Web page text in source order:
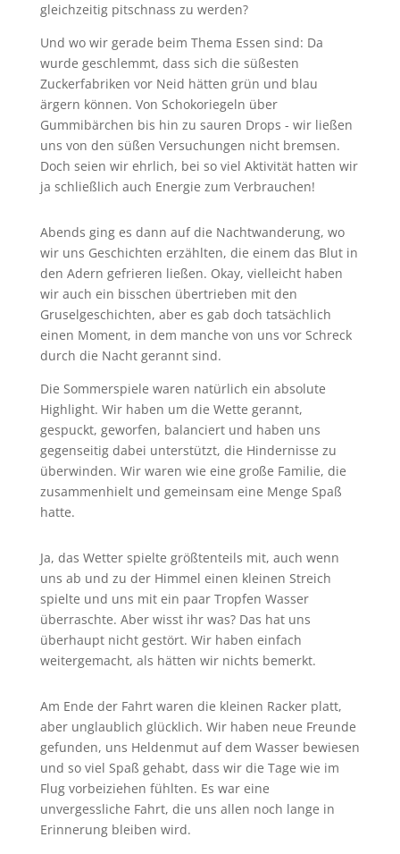
gleichzeitig pitschnass zu werden?
Und wo wir gerade beim Thema Essen sind: Da
wurde geschlemmt, dass sich die süßesten
Zuckerfabriken vor Neid hätten grün und blau
ärgern können. Von Schokoriegeln über
Gummibärchen bis hin zu sauren Drops - wir ließen
uns von den süßen Versuchungen nicht bremsen.
Doch seien wir ehrlich, bei so viel Aktivität hatten wir
ja schließlich auch Energie zum Verbrauchen!
Abends ging es dann auf die Nachtwanderung, wo
wir uns Geschichten erzählten, die einem das Blut in
den Adern gefrieren ließen. Okay, vielleicht haben
wir auch ein bisschen übertrieben mit den
Gruselgeschichten, aber es gab doch tatsächlich
einen Moment, in dem manche von uns vor Schreck
durch die Nacht gerannt sind.
Die Sommerspiele waren natürlich ein absolute
Highlight. Wir haben um die Wette gerannt,
gespuckt, geworfen, balanciert und haben uns
gegenseitig dabei unterstützt, die Hindernisse zu
überwinden. Wir waren wie eine große Familie, die
zusammenhielt und gemeinsam eine Menge Spaß
hatte.
Ja, das Wetter spielte größtenteils mit, auch wenn
uns ab und zu der Himmel einen kleinen Streich
spielte und uns mit ein paar Tropfen Wasser
überraschte. Aber wisst ihr was? Das hat uns
überhaupt nicht gestört. Wir haben einfach
weitergemacht, als hätten wir nichts bemerkt.
Am Ende der Fahrt waren die kleinen Racker platt,
aber unglaublich glücklich. Wir haben neue Freunde
gefunden, uns Heldenmut auf dem Wasser bewiesen
und so viel Spaß gehabt, dass wir die Tage wie im
Flug vorbeiziehen fühlten. Es war eine
unvergessliche Fahrt, die uns allen noch lange in
Erinnerung bleiben wird.